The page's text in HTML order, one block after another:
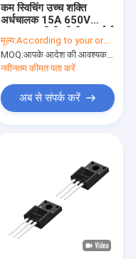
कम स्विचिंग उच्च शक्ति
अर्धचालक 15A 650V
के लिए
मूल्य:According to your order requirement
MOQ:आपके आदेश की आवश्यकता के अनुसार
नवीनतम कीमत पता करें
अब से संपर्क करें